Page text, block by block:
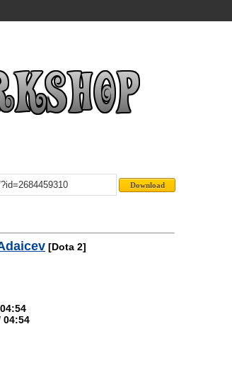
[Dota 2]
04:54